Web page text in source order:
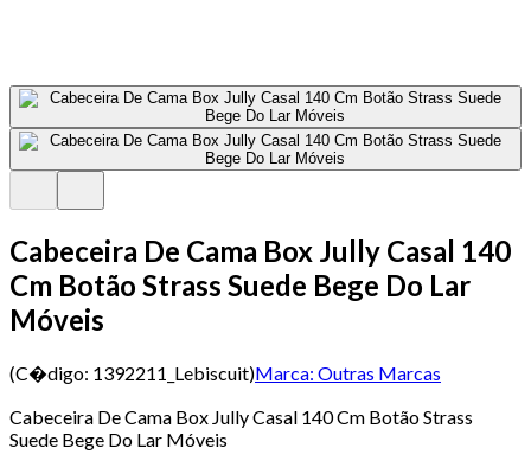
Cabeceira De Cama Box Jully Casal 140
Cm Botão Strass Suede Bege Do Lar
Móveis
(C�digo: 1392211_Lebiscuit)Marca: Outras Marcas
Cabeceira De Cama Box Jully Casal 140 Cm Botão Strass
Suede Bege Do Lar Móveis